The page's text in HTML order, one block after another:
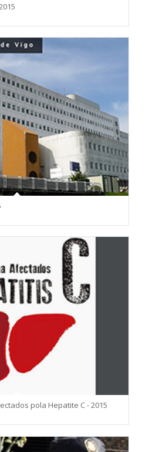
pola Hepatite C - 2015